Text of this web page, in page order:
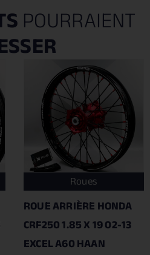
POURRAIENT
Roues
ROUE ARRIÈRE HONDA
CRF250 1.85 X 19 02-13
EXCEL A60 HAAN